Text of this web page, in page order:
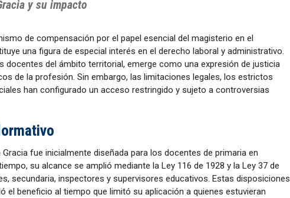
y su impacto
de compensación por el papel esencial del magisterio en el
una figura de especial interés en el derecho laboral y administrativo.
docentes del ámbito territorial, emerge como una expresión de justicia
de la profesión. Sin embargo, las limitaciones legales, los estrictos
han configurado un acceso restringido y sujeto a controversias
fue inicialmente diseñada para los docentes de primaria en
su alcance se amplió mediante la Ley 116 de 1928 y la Ley 37 de
secundaria, inspectores y supervisores educativos. Estas disposiciones
el beneficio al tiempo que limitó su aplicación a quienes estuvieran